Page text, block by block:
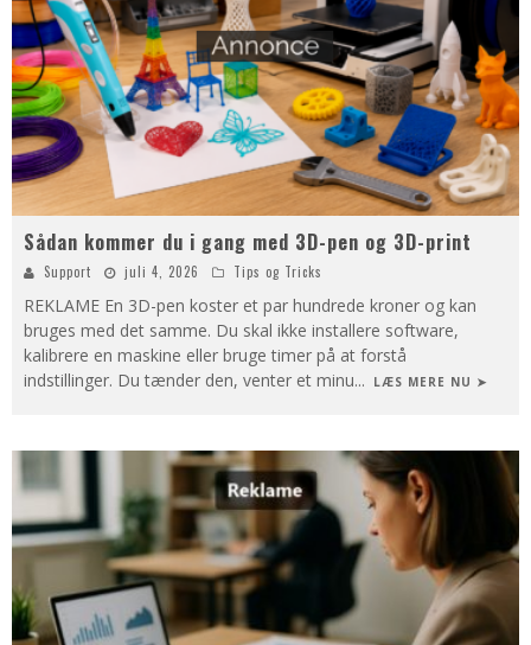
Sådan kommer du i gang med 3D-pen og 3D-print
Support juli 4, 2026 Tips og Tricks
REKLAME En 3D-pen koster et par hundrede kroner og kan
bruges med det samme. Du skal ikke installere software,
kalibrere en maskine eller bruge timer på at forstå
indstillinger. Du tænder den, venter et minu... LÆS MERE NU ➤